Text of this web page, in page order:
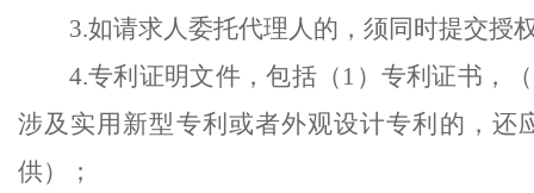
3.如请求人委托代理人的，须同时提交授
4.专利证明文件，包括（1）专利证书，
涉及实用新型专利或者外观设计专利的，
供）；